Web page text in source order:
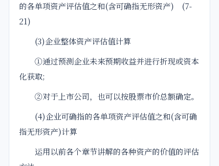
的各单项资产评估值之和(含可确指无形资产) (7-
21)
(3)企业整体资产评估值计算
①通过预测企业未来预期收益并进行折现或资本
化获取;
②对于上市公司，也可以按股票市价总额确定。
(4)企业可确指的各单项资产评估值之和(含可确
指无形资产)计算
运用以前各个章节讲解的各种资产的价值的评估